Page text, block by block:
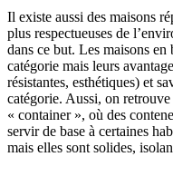
Il existe aussi des maisons
plus respectueuses de
dans ce but. Les maisons en
catégorie mais leurs
résistantes, esthétiques) et
catégorie. Aussi, on
« container », où des
servir de base à certaines
mais elles sont solides,